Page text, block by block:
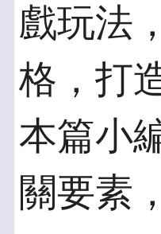
戲玩法
格，打
本篇小
關要素